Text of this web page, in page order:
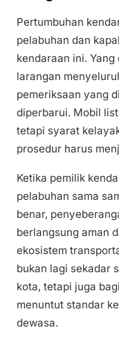
Pertumbuhan
pelabuhan dan
kendaraan ini.
larangan
pemeriksaan yang
diperbarui. Mobil
tetapi syarat
prosedur harus
Ketika pemilik
pelabuhan sama
benar,
berlangsung aman
ekosistem
bukan lagi sekadar
kota, tetapi juga
menuntut standar
dewasa.